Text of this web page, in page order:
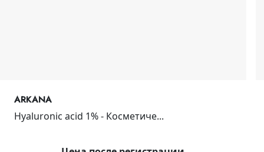
ARKANA
Hyaluronic acid 1% - Косметиче...